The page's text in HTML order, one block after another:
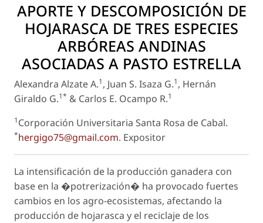
APORTE Y DESCOMPOSICIÓN DE
HOJARASCA DE TRES ESPECIES
ARBÓREAS ANDINAS
ASOCIADAS A PASTO ESTRELLA
Alexandra Alzate A.1, Juan S. Isaza G.1, Hernán
Giraldo G.1* & Carlos E. Ocampo R.1
1Corporación Universitaria Santa Rosa de Cabal.
*hergigo75@gmail.com. Expositor
La intensificación de la producción ganadera con
base en la �potrerización� ha provocado fuertes
cambios en los agro-ecosistemas, afectando la
producción de hojarasca y el reciclaje de los